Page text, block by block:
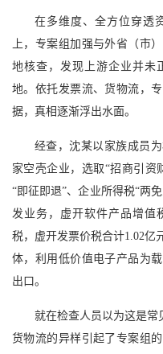
在多维度、全方位穿透
上，专案组加强与外省（市
地核查，发现上游企业并未
地。依托发票流、货物流，
据，真相逐渐浮出水面。
经查，沈某以家族成员
家空壳企业，选取“招商引资
“即征即退”、企业所得税“两
发业务，虚开软件产品增值
税，虚开发票价税合计1.02亿
体，利用低价值电子产品为
出口。
就在检查人员以为这是常
货物流的异样引起了专案组